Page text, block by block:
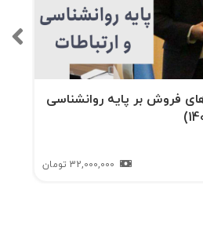
فروش بر پایه روانشناسی
32,000,000 تومان